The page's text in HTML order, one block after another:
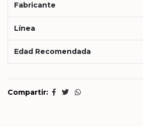
Fabricante
Línea
Edad Recomendada
Compartir: